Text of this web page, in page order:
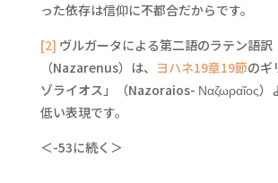
った依存は信仰に不都合だからです。
[2] ヴルガータによる第二語のラテン語訳
（Nazarenus）は、 ヨハネ19章19節のギ
ゾライオス」（Nazoraios- Ναζωραῖος）
低い表現です。
＜-53に続く＞